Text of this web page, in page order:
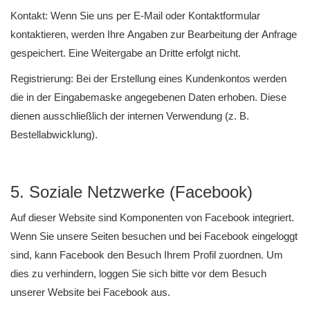
Kontakt: Wenn Sie uns per E-Mail oder Kontaktformular
kontaktieren, werden Ihre Angaben zur Bearbeitung der Anfrage
gespeichert. Eine Weitergabe an Dritte erfolgt nicht.
Registrierung: Bei der Erstellung eines Kundenkontos werden
die in der Eingabemaske angegebenen Daten erhoben. Diese
dienen ausschließlich der internen Verwendung (z. B.
Bestellabwicklung).
5. Soziale Netzwerke (Facebook)
Auf dieser Website sind Komponenten von Facebook integriert.
Wenn Sie unsere Seiten besuchen und bei Facebook eingeloggt
sind, kann Facebook den Besuch Ihrem Profil zuordnen. Um
dies zu verhindern, loggen Sie sich bitte vor dem Besuch
unserer Website bei Facebook aus.